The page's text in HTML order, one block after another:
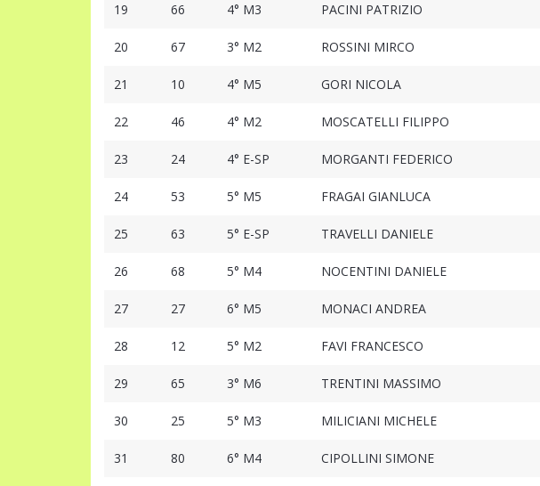
19 66 4° M3 PACINI PATRIZIO
20 67 3° M2 ROSSINI MIRCO
21 10 4° M5 GORI NICOLA
22 46 4° M2 MOSCATELLI FILIPPO
23 24 4° E-SP MORGANTI FEDERICO
24 53 5° M5 FRAGAI GIANLUCA
25 63 5° E-SP TRAVELLI DANIELE
26 68 5° M4 NOCENTINI DANIELE
27 27 6° M5 MONACI ANDREA
28 12 5° M2 FAVI FRANCESCO
29 65 3° M6 TRENTINI MASSIMO
30 25 5° M3 MILICIANI MICHELE
31 80 6° M4 CIPOLLINI SIMONE